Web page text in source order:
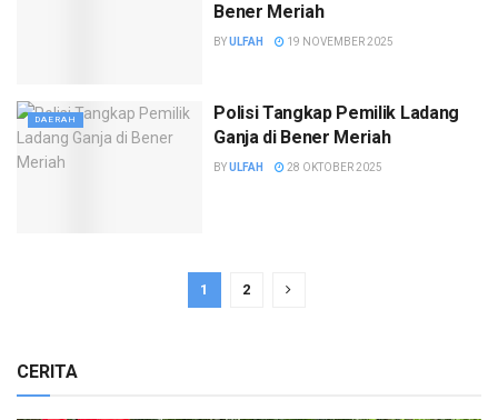
Bener Meriah
BYULFAH 19 NOVEMBER 2025
DAERAH
Polisi Tangkap Pemilik Ladang
Ganja di Bener Meriah
BYULFAH 28 OKTOBER 2025
1 2
CERITA